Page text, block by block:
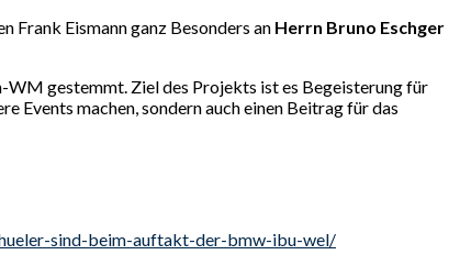
Frank Eismann ganz Besonders an Herrn Bruno Eschger
WM gestemmt. Ziel des Projekts ist es Begeisterung für
machen, sondern auch einen Beitrag für das
sind-beim-auftakt-der-bmw-ibu-wel/